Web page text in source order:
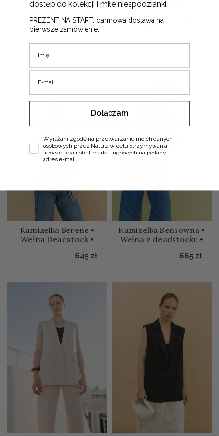
Kamizelka Sensowna •
Len + Rayon •
615zł
Kamizelka Serene •
615
Kamizelka Serene •
Wełna Deadstock •
645 zł
Kamizelka Sensowna •
Wełna z deadstocku •
665 zł
dostęp do kolekcji i miłe niespodzianki.
PREZENT NA START: darmowa dostawa na
pierwsze zamówienie.
Dołączam
ZgodaWyrażam zgodę na przetwarzanie moich danych
osobowych przez Natula w celu otrzymywania
newslettera i ofert marketingowych na podany
adres e-mail.